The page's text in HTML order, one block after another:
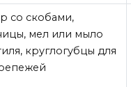
со скобами,
мел или мыло
круглогубцы для